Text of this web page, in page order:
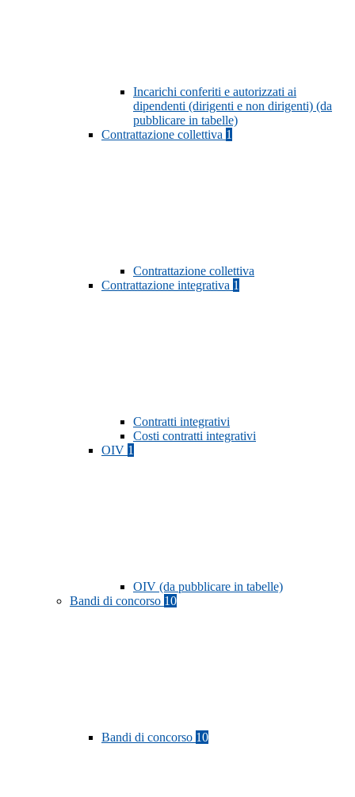
Incarichi conferiti e autorizzati ai
dipendenti (dirigenti e non dirigenti) (da
pubblicare in tabelle)
Contrattazione collettiva 1
Contrattazione collettiva
Contrattazione integrativa 1
Contratti integrativi
Costi contratti integrativi
OIV 1
OIV (da pubblicare in tabelle)
Bandi di concorso 10
Bandi di concorso 10